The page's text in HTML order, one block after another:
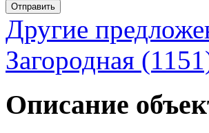
Отправить
Другие
Загородная
Описание